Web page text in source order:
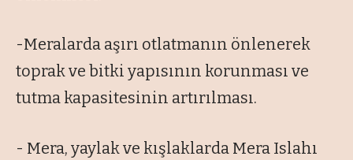
-Meralarda aşırı otlatmanın önlenerek
toprak ve bitki yapısının korunması ve
tutma kapasitesinin artırılması.
- Mera, yaylak ve kışlaklarda Mera Islahı